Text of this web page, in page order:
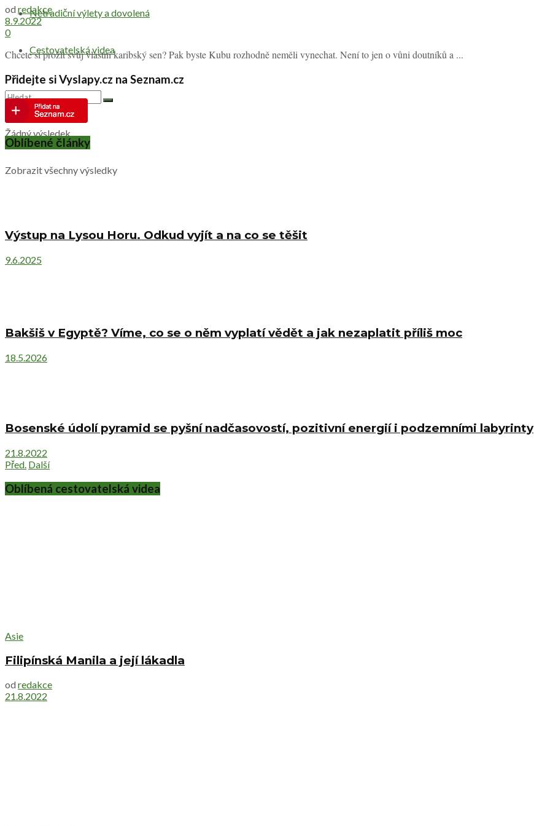
Netradiční výlety a dovolená
Cestovatelská videa
Žádný výsledek
Zobrazit všechny výsledky
od redakce
8.9.2022
0
Chcete si prožít svůj vlastní karibský sen? Pak byste Kubu rozhodně neměli vynechat. Není to jen o vůni doutníků a ...
Přidejte si Vyslapy.cz na Seznam.cz
Oblíbené články
Výstup na Lysou Horu. Odkud vyjít a na co se těšit
9.6.2025
Bakšiš v Egyptě? Víme, co se o něm vyplatí vědět a jak nezaplatit příliš moc
18.5.2026
Bosenské údolí pyramid se pyšní nadčasovostí, pozitivní energií i podzemními labyrinty
21.8.2022
Před. Další
Oblíbená cestovatelská videa
Asie
Filipínská Manila a její lákadla
od redakce
21.8.2022